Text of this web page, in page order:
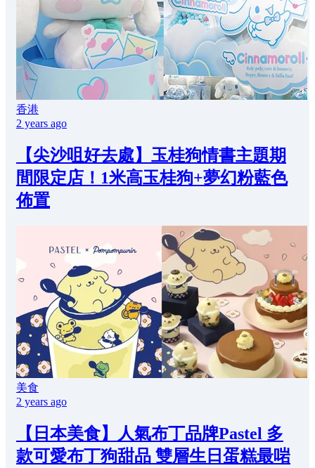
香港
2 years ago
【尖沙咀好去處】玉桂狗情書主題期
間限定店！1米高玉桂狗+夢幻粉藍色
佈置
美食
2 years ago
【日本美食】人氣布丁品牌Pastel 多
款可愛布丁狗甜品 雙層生日蛋糕最啱